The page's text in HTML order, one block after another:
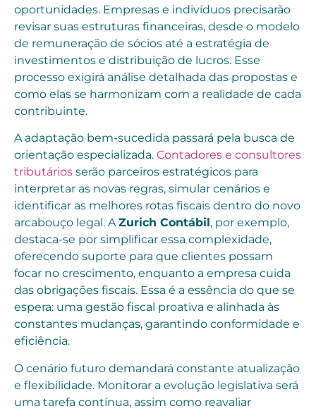
oportunidades. Empresas e indivíduos precisarão
revisar suas estruturas financeiras, desde o modelo
de remuneração de sócios até a estratégia de
investimentos e distribuição de lucros. Esse
processo exigirá análise detalhada das propostas e
como elas se harmonizam com a realidade de cada
contribuinte.
A adaptação bem-sucedida passará pela busca de
orientação especializada. Contadores e consultores
tributários serão parceiros estratégicos para
interpretar as novas regras, simular cenários e
identificar as melhores rotas fiscais dentro do novo
arcabouço legal. AZurich Contábil, por exemplo,
destaca-se por simplificar essa complexidade,
oferecendo suporte para que clientes possam
focar no crescimento, enquanto a empresa cuida
das obrigações fiscais. Essa é a essência do que se
espera: uma gestão fiscal proativa e alinhada às
constantes mudanças, garantindo conformidade e
eficiência.
O cenário futuro demandará constante atualização
e flexibilidade. Monitorar a evolução legislativa será
uma tarefa contínua, assim como reavaliar